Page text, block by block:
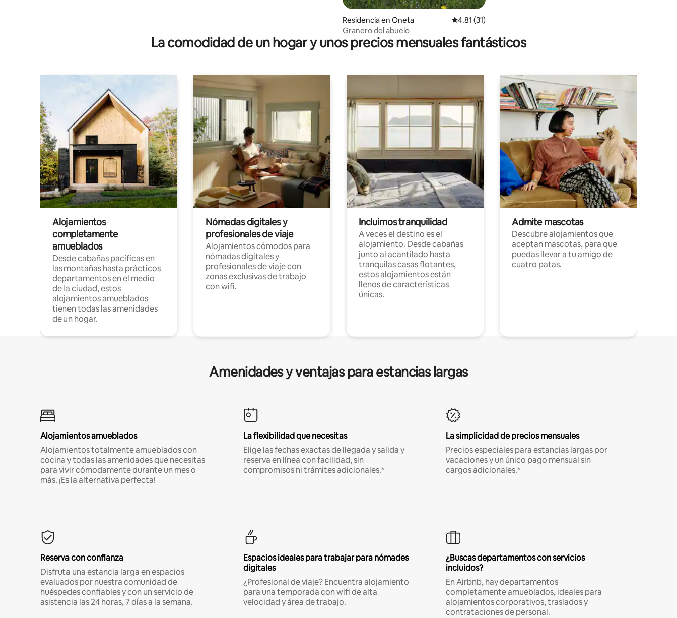
Residencia en Oneta Calificación promedio: 4.81 de 5; 31 evaluaciones
4.81 (31)
Granero del abuelo
La comodidad de un hogar y unos precios mensuales fantásticos
Alojamientos
completamente
amueblados
Desde cabañas pacíficas en
las montañas hasta prácticos
departamentos en el medio
de la ciudad, estos
alojamientos amueblados
tienen todas las amenidades
de un hogar.
Nómadas digitales y
profesionales de viaje
Alojamientos cómodos para
nómadas digitales y
profesionales de viaje con
zonas exclusivas de trabajo
con wifi.
Incluimos tranquilidad
A veces el destino es el
alojamiento. Desde cabañas
junto al acantilado hasta
tranquilas casas flotantes,
estos alojamientos están
llenos de características
únicas.
Admite mascotas
Descubre alojamientos que
aceptan mascotas, para que
puedas llevar a tu amigo de
cuatro patas.
Amenidades y ventajas para estancias largas
Alojamientos amueblados
Alojamientos totalmente amueblados con
cocina y todas las amenidades que necesitas
para vivir cómodamente durante un mes o
más. ¡Es la alternativa perfecta!
La flexibilidad que necesitas
Elige las fechas exactas de llegada y salida y
reserva en línea con facilidad, sin
compromisos ni trámites adicionales.*
La simplicidad de precios mensuales
Precios especiales para estancias largas por
vacaciones y un único pago mensual sin
cargos adicionales.*
Reserva con confianza
Disfruta una estancia larga en espacios
evaluados por nuestra comunidad de
huéspedes confiables y con un servicio de
asistencia las 24 horas, 7 días a la semana.
Espacios ideales para trabajar para nómades
digitales
¿Profesional de viaje? Encuentra alojamiento
para una temporada con wifi de alta
velocidad y área de trabajo.
¿Buscas departamentos con servicios
incluidos?
En Airbnb, hay departamentos
completamente amueblados, ideales para
alojamientos corporativos, traslados y
contrataciones de personal.